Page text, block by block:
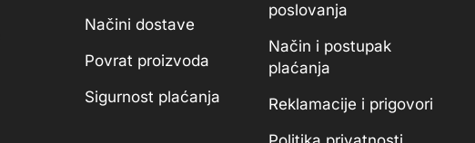
Načini dostave
Povrat proizvoda
Sigurnost plaćanja
poslovanja
Način i postupak
plaćanja
Reklamacije i prigovori